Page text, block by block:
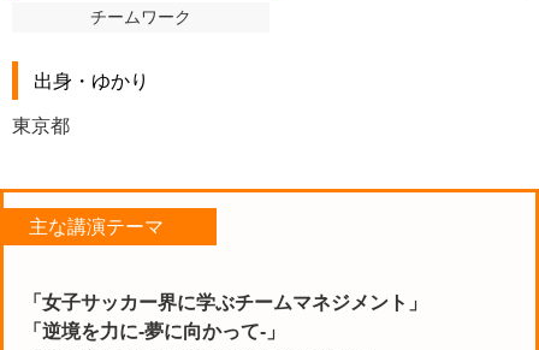
チームワーク
出身・ゆかり
東京都
主な講演テーマ
「女子サッカー界に学ぶチームマネジメント」
「逆境を力に-夢に向かって-」